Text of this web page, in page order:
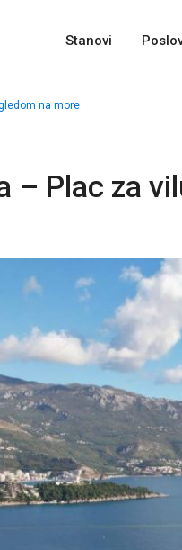
Stanovi
na more
– Plac za